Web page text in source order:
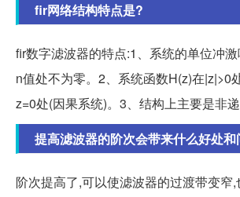
fir网络结构特点是?
fir数字滤波器的特点:1、系统的单位冲
n值处不为零。2、系统函数H(z)在|z|>0
z=0处(因果系统)。3、结构上主要是非递
提高滤波器的阶次会带来什么好处和
阶次提高了,可以使滤波器的过渡带变窄